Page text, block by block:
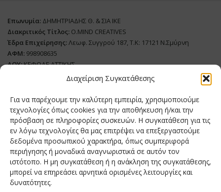
Διαχείριση Συγκατάθεσης
Για να παρέχουμε την καλύτερη εμπειρία, χρησιμοποιούμε
τεχνολογίες όπως cookies για την αποθήκευση ή/και την
πρόσβαση σε πληροφορίες συσκευών. Η συγκατάθεση για τις
εν λόγω τεχνολογίες θα μας επιτρέψει να επεξεργαστούμε
δεδομένα προσωπικού χαρακτήρα, όπως συμπεριφορά
περιήγησης ή μοναδικά αναγνωριστικά σε αυτόν τον
ιστότοπο. Η μη συγκατάθεση ή η ανάκληση της συγκατάθεσης,
μπορεί να επηρεάσει αρνητικά ορισμένες λειτουργίες και
δυνατότητες.
Επωνυμία: ΔΗΜΗΤΡΙΑΔΗΣ Θ. & ΣΙΑ ΙΚΕ
Διακριτικός Τίτλος: O.MIND CREATIVES
Έδρα Επιχείρησης:Λεωφ. Συγγρού 187, Τ.Κ: 17121 Ν.Σμύρνη
ΑΦΜ: 998908635
ΔΟΥ:ΚΕΦΟΔΕ ΑΤΤΙΚΗΣ
Όνομα Ιδιοκτήτη και Νόμιμο Πρόσωπο: Θεόδωρος Δημητριάδης
Διευθυντής Σύνταξης:Ευθυμιάτου Μαίρη
Domain:grillmagazine.gr
Δικαιούχος Domain:Θεόδωρος Δημητριάδης
Διευθυντής:Θεόδωρος Δημητριάδης
Διαχειριστής:Θεόδωρος Δημητριάδης
Δήλωση Συμμόρφωσης
Αριθμός Πιστοποίησης Μ.Η.Τ.: